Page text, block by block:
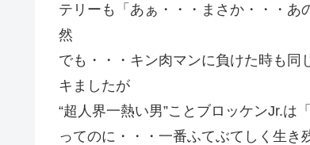
テリーも「あぁ・・・まさか・・・あ
然
でも・・・キン肉マンに負けた時も同
キましたが
“超人界一熱い男”ことブロッケンJr.は
ってのに・・・一番ふてぶてしく生